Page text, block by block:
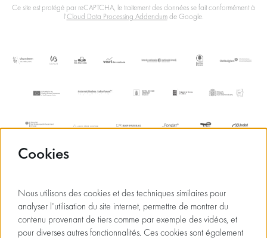
Ce site est protégé par reCAPTCHA, le traitement des données se fait conformément à
l'Cloud Data Processing Addendumde Google.
Cookies
Nous utilisons des cookies et des techniques similaires pour
analyser l'utilisation du site internet, permettre de montrer du
contenu provenant de tiers comme par exemple des vidéos, et
pour diverses autres fonctionnalités. Ces cookies sont également